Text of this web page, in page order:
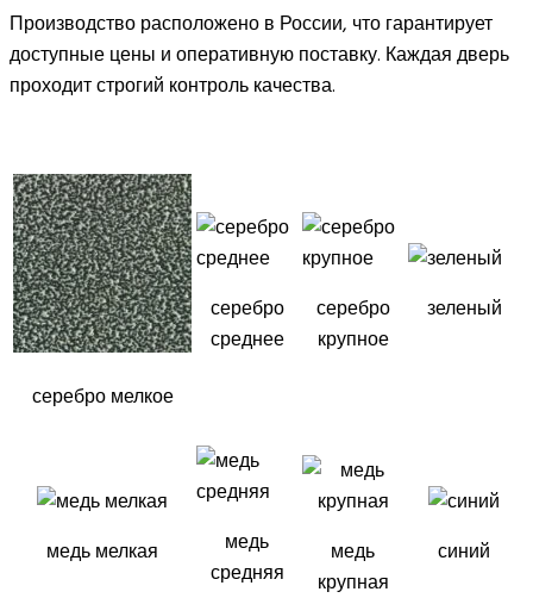
Производство расположено в России, что гарантирует
доступные цены и оперативную поставку. Каждая дверь
проходит строгий контроль качества.
серебро мелкое
серебро
среднее
серебро
крупное
зеленый
медь мелкая
медь
средняя
медь
крупная
синий